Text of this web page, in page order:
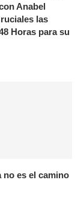
Anabel
las
Horas para su
no es el camino